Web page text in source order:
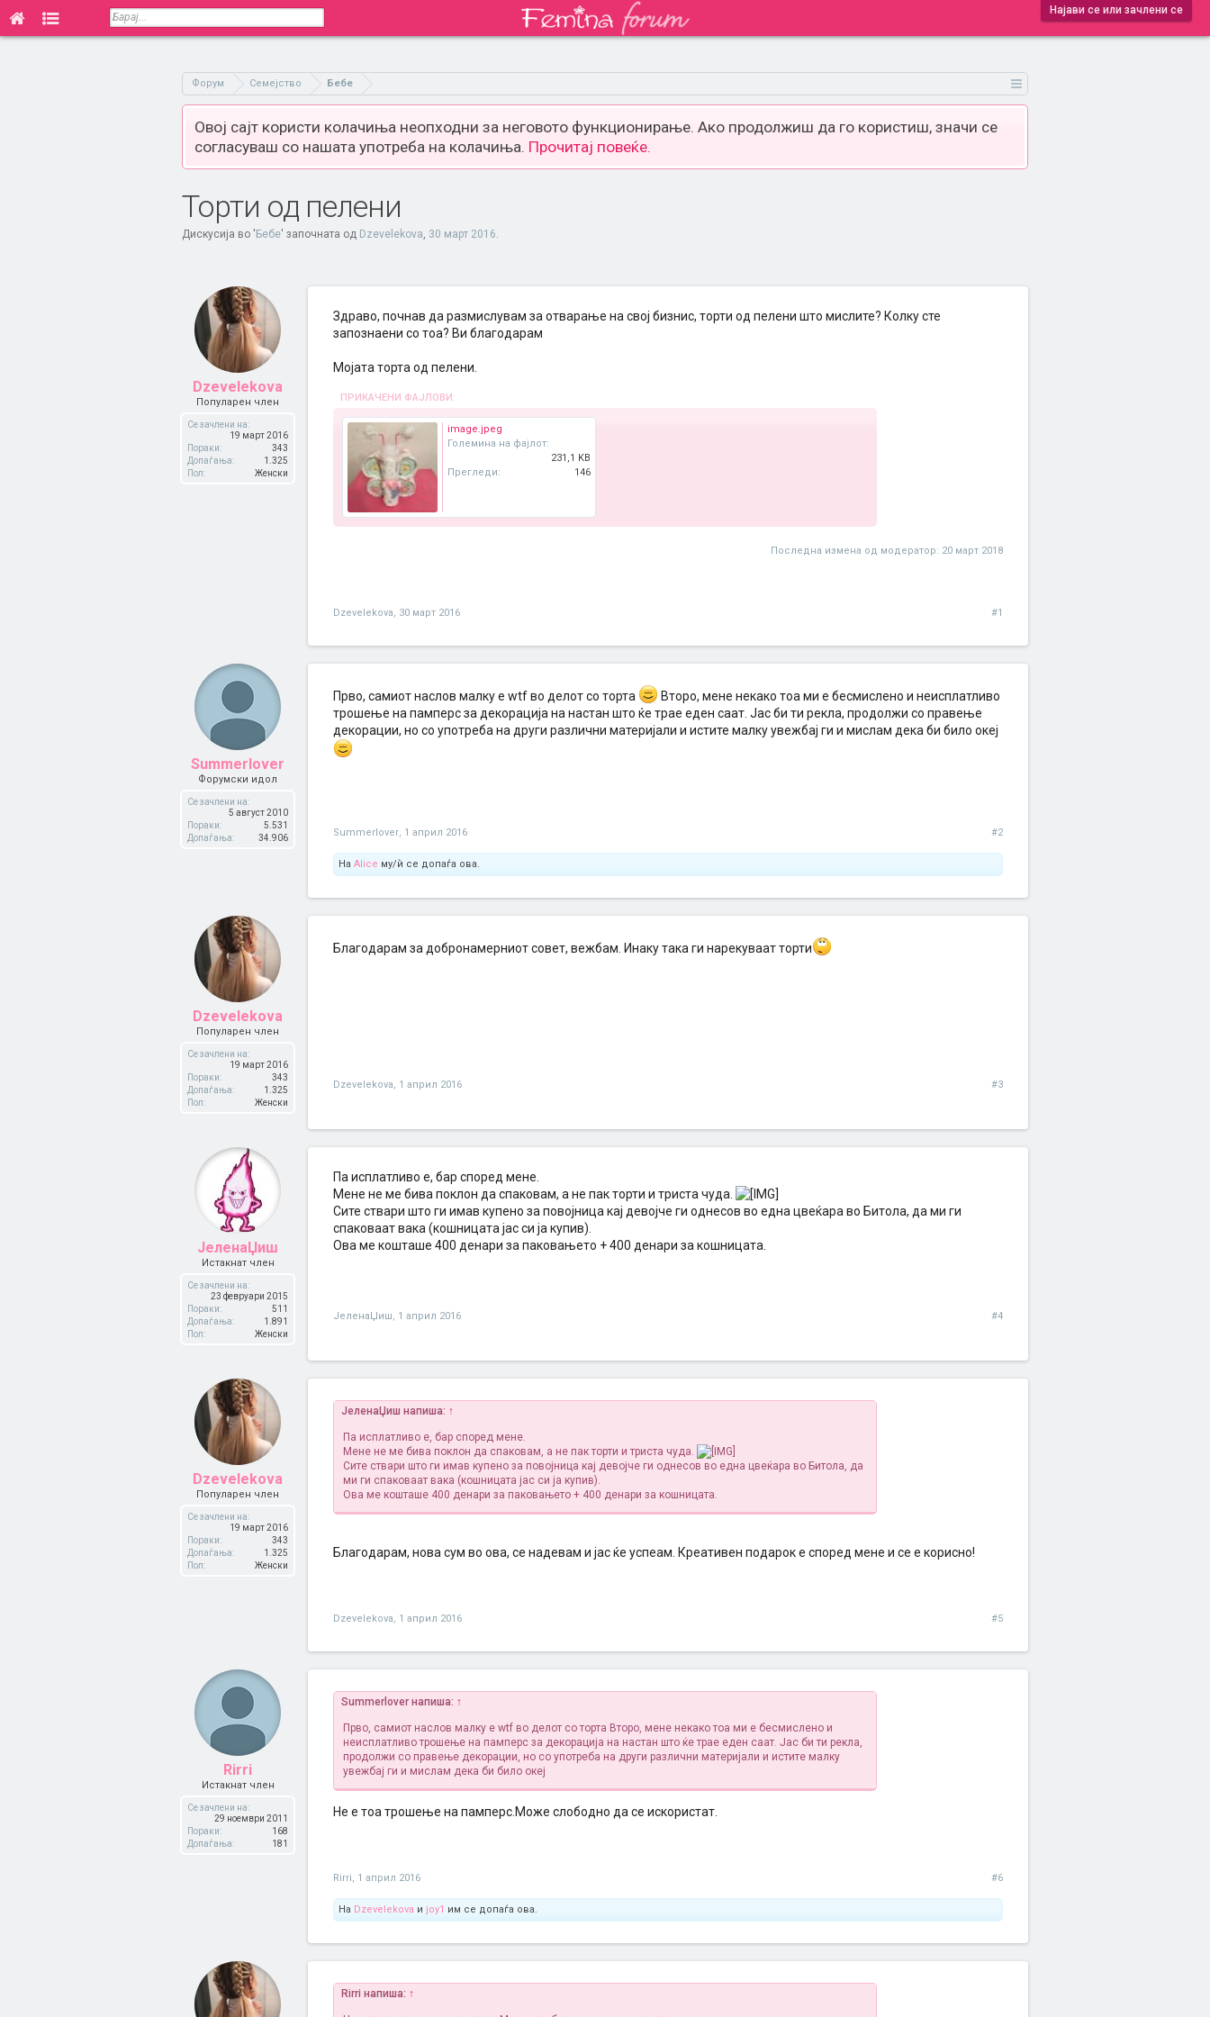
Најави се или зачлени се
Форум Семејство Бебе
Овој сајт користи колачиња неопходни за неговото функционирање. Ако продолжиш да го користиш, значи се
согласуваш со нашата употреба на колачиња. Прочитај повеќе.
Торти од пелени
Дискусија во ' Бебе' започната од Dzevelekova, 30 март 2016.
Dzevelekova
Популарен член
Се зачлени на:
19 март 2016
Пораки:
343
Допаѓања:
1.325
Пол:
Женски
Здраво, почнав да размислувам за отварање на свој бизнис, торти од пелени што мислите? Колку сте
запознаени со тоа? Ви благодарам
Мојата торта од пелени.
ПРИКАЧЕНИ ФАЈЛОВИ:
image.jpeg
Големина на фајлот:
231,1 KB
Прегледи:
146
Последна измена од модератор: 20 март 2018
Dzevelekova, 30 март 2016 #1
Summerlover
Форумски идол
Се зачлени на:
5 август 2010
Пораки:
5.531
Допаѓања:
34.906
Прво, самиот наслов малку е wtf во делот со торта
Второ, мене некако тоа ми е бесмислено и неисплатливо
трошење на памперс за декорација на настан што ќе трае еден саат. Јас би ти рекла, продолжи со правење
декорации, но со употреба на други различни материјали и истите малку увежбај ги и мислам дека би билo океј
Summerlover, 1 април 2016 #2
На Аliсe му/ѝ се допаѓа ова.
Dzevelekova
Популарен член
Се зачлени на:
19 март 2016
Пораки:
343
Допаѓања:
1.325
Пол:
Женски
Благодарам за добронамерниот совет, вежбам. Инаку така ги нарекуваат торти
Dzevelekova, 1 април 2016 #3
ЈеленаЏиш
Истакнат член
Се зачлени на:
23 февруари 2015
Пораки:
511
Допаѓања:
1.891
Пол:
Женски
Па исплатливо е, бар според мене.
Мене не ме бива поклон да спаковам, а не пак торти и триста чуда.
Сите ствари што ги имав купено за повојница кај девојче ги однесов во една цвеќара во Битола, да ми ги
спаковаат вака (кошницата јас си ја купив).
Ова ме кошташе 400 денари за паковањето + 400 денари за кошницата.
ЈеленаЏиш, 1 април 2016 #4
Dzevelekova
Популарен член
Се зачлени на:
19 март 2016
Пораки:
343
Допаѓања:
1.325
Пол:
Женски
ЈеленаЏиш напиша: ↑
Па исплатливо е, бар според мене.
Мене не ме бива поклон да спаковам, а не пак торти и триста чуда.
Сите ствари што ги имав купено за повојница кај девојче ги однесов во една цвеќара во Битола, да
ми ги спаковаат вака (кошницата јас си ја купив).
Ова ме кошташе 400 денари за паковањето + 400 денари за кошницата.
Благодарам, нова сум во ова, се надевам и јас ќе успеам. Креативен подарок е според мене и се е корисно!
Dzevelekova, 1 април 2016 #5
Rirri
Истакнат член
Се зачлени на:
29 ноември 2011
Пораки:
168
Допаѓања:
181
Summerlover напиша: ↑
Прво, самиот наслов малку е wtf во делот со торта Второ, мене некако тоа ми е бесмислено и
неисплатливо трошење на памперс за декорација на настан што ќе трае еден саат. Јас би ти рекла,
продолжи со правење декорации, но со употреба на други различни материјали и истите малку
увежбај ги и мислам дека би билo океј
Не е тоа трошење на памперс.Може слободно да се искористат.
Rirri, 1 април 2016 #6
На Dzevelekova и joy1 им се допаѓа ова.
Rirri напиша: ↑